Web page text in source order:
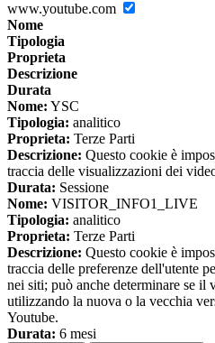
www.youtube.com
Nome
Tipologia
Proprieta
Descrizione
Durata
Nome: YSC
Tipologia: analitico
Proprieta: Terze Parti
Descrizione: Questo cookie è
traccia delle visualizzazioni dei
Durata: Sessione
Nome: VISITOR_INFO1_LIVE
Tipologia: analitico
Proprieta: Terze Parti
Descrizione: Questo cookie è
traccia delle preferenze dell'utente
nei siti; può anche determinare se il
utilizzando la nuova o la vecchia
Youtube.
Durata: 6 mesi